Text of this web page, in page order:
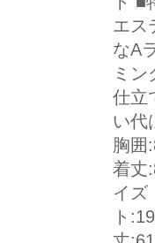
エス
なA
ミ
仕立
い代
胸囲
着丈
イズ
ト